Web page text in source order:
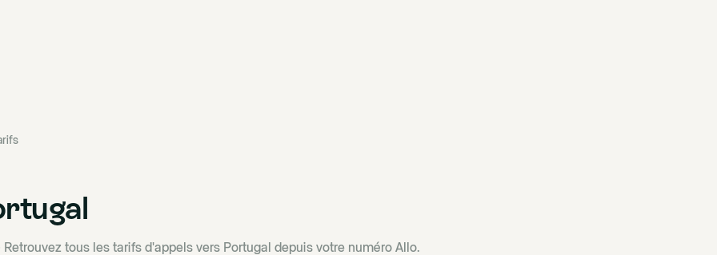
Retrouvez tous les tarifs d'appels vers Portugal depuis votre numéro Allo.